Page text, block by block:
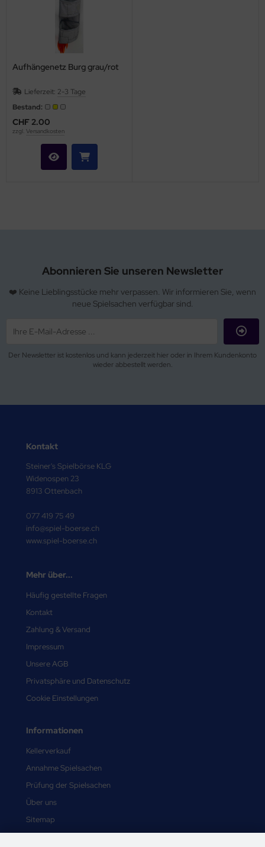
Aufhängenetz Burg grau/rot
Lieferzeit: 2-3 Tage
Bestand:
CHF 2.00
zzgl. Versandkosten
Abonnieren Sie unseren Newsletter
❤️ Keine Lieblingsstücke mehr verpassen. Wir informieren Sie, wenn
neue Spielsachen verfügbar sind.
Der Newsletter ist kostenlos und kann jederzeit hier oder in Ihrem Kundenkonto
wieder abbestellt werden.
Kontakt
Steiner's Spielbörse KLG
Widenospen 23
8913 Ottenbach
077 419 75 49
info@spiel-boerse.ch
www.spiel-boerse.ch
Mehr über...
Häufig gestellte Fragen
Kontakt
Zahlung & Versand
Impressum
Unsere AGB
Privatsphäre und Datenschutz
Cookie Einstellungen
Informationen
Kellerverkauf
Annahme Spielsachen
Prüfung der Spielsachen
Über uns
Sitemap